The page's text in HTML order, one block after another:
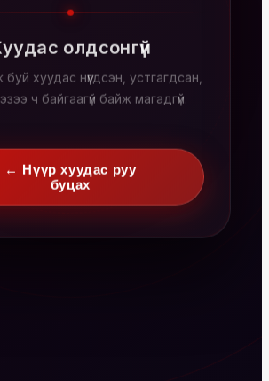
олдсонгүй
хуудас нүүгдсэн, устгагдсан,
ч байгаагүй байж магадгүй.
← Нүүр хуудас руу
буцах